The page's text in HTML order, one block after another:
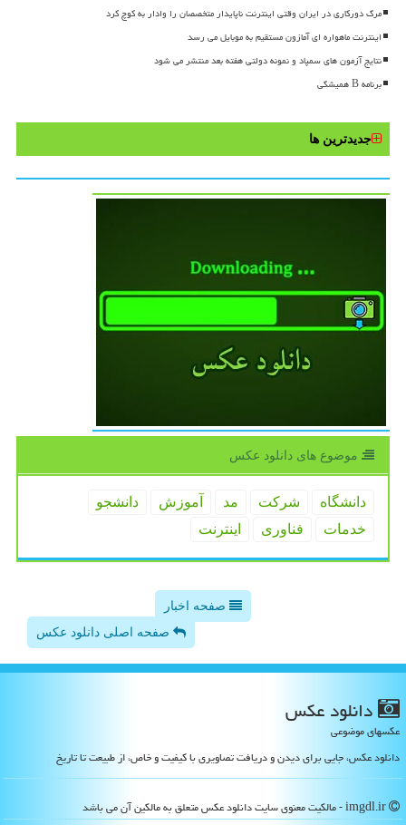
مرگ دورکاری در ایران وقتی اینترنت ناپایدار متخصصان را وادار به کوچ کرد
اینترنت ماهواره ای آمازون مستقیم به موبایل می رسد
نتایج آزمون های سمپاد و نمونه دولتی هفته بعد منتشر می شود
برنامه B همیشگی
جدیدترین ها
موضوع های دانلود عكس
دانشگاه شركت مد آموزش
دانشجو
خدمات
فناوری اینترنت
صفحه اخبار
صفحه اصلی دانلود عکس
دانلود عكس
عکسهای موضوعی
دانلود عکس، جایی برای دیدن و دریافت تصاویری با کیفیت و خاص، از طبیعت تا تاریخ